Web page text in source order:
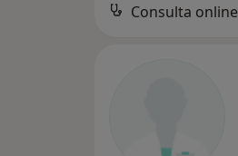
Consulta online